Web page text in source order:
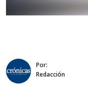
Por:
Redacción